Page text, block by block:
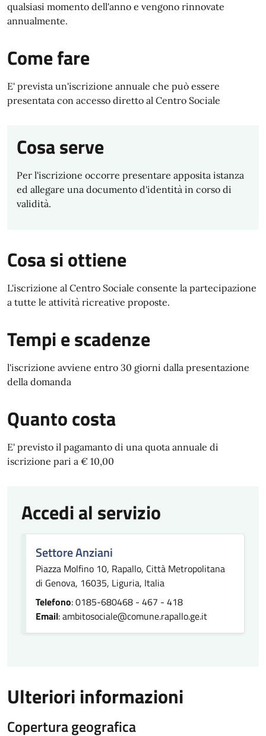
qualsiasi momento dell'anno e vengono rinnovate
annualmente.
Come fare
E' prevista un'iscrizione annuale che può essere
presentata con accesso diretto al Centro Sociale
Cosa serve
Per l'iscrizione occorre presentare apposita istanza
ed allegare una documento d'identità in corso di
validità.
Cosa si ottiene
L'iscrizione al Centro Sociale consente la partecipazione
a tutte le attività ricreative proposte.
Tempi e scadenze
l'iscrizione avviene entro 30 giorni dalla presentazione
della domanda
Quanto costa
E' previsto il pagamanto di una quota annuale di
iscrizione pari a € 10,00
Accedi al servizio
Settore Anziani
Piazza Molfino 10, Rapallo, Città Metropolitana
di Genova, 16035, Liguria, Italia
Telefono: 0185-680468 - 467 - 418
Email: ambitosociale@comune.rapallo.ge.it
Ulteriori informazioni
Copertura geografica